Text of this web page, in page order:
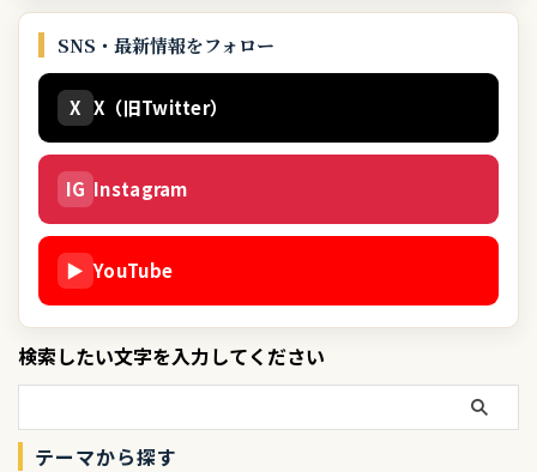
SNS・最新情報をフォロー
X X（旧Twitter）
IG Instagram
▶ YouTube
検索したい文字を入力してください
テーマから探す